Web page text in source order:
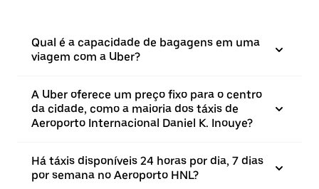
Qual é a capacidade de bagagens em uma
viagem com a Uber?
A Uber oferece um preço fixo para o centro
da cidade, como a maioria dos táxis de
Aeroporto Internacional Daniel K. Inouye?
Há táxis disponíveis 24 horas por dia, 7 dias
por semana no Aeroporto HNL?